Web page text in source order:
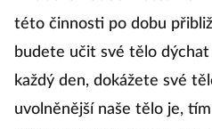
této činnosti po dobu
budete učit své tělo dýchat
každý den, dokážete své
uvolněnější naše tělo je,